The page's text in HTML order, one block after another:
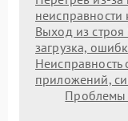
неисправности
Выход из строя
загрузка,
приложений,
Проблемы